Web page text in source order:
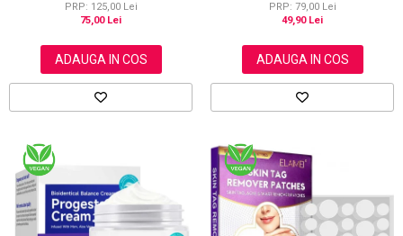
PRP: 125,00 Lei
75,00 Lei
ADAUGA IN COS
PRP: 79,00 Lei
49,90 Lei
ADAUGA IN COS